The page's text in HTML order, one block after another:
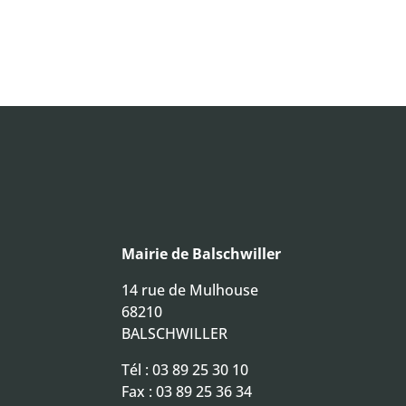
Mairie de Balschwiller
14 rue de Mulhouse
68210
BALSCHWILLER
Tél : 03 89 25 30 10
Fax : 03 89 25 36 34